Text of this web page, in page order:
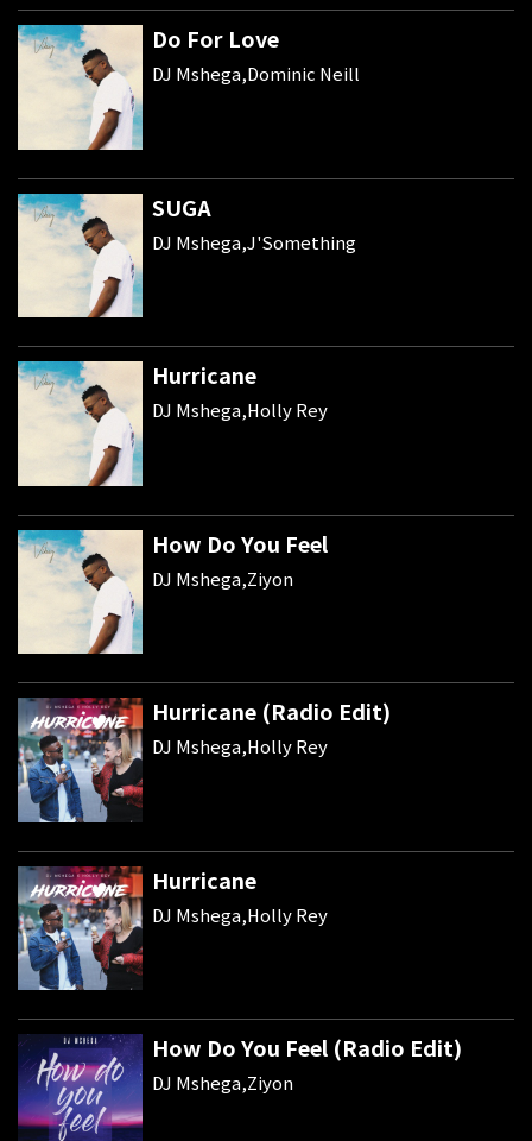
Do For Love
DJ Mshega,Dominic Neill
SUGA
DJ Mshega,J'Something
Hurricane
DJ Mshega,Holly Rey
How Do You Feel
DJ Mshega,Ziyon
Hurricane (Radio Edit)
DJ Mshega,Holly Rey
Hurricane
DJ Mshega,Holly Rey
How Do You Feel (Radio Edit)
DJ Mshega,Ziyon